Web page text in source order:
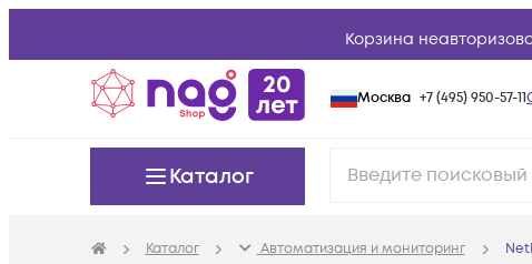
Корзина
Москва +7 (495) 950-57-11
Каталог
Каталог Автоматизация и мониторинг